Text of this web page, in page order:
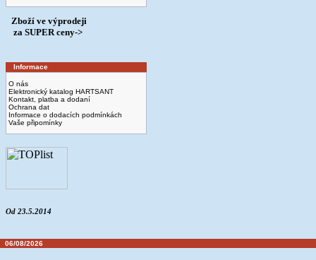
Zboží ve výprodeji
­ za SUPER ceny->
Informace
O nás
Elektronický katalog HARTSANT
Kontakt, platba a dodaní
Ochrana dat
Informace o dodacích podmínkách
Vaše připomínky
Od 23.5.2014
06/08/2026